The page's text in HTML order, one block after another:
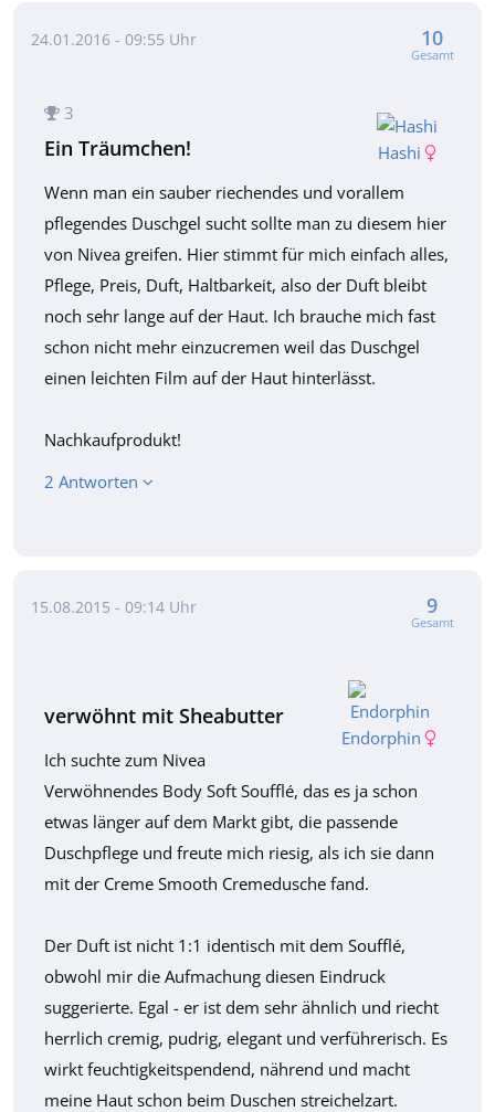
24.01.2016 - 09:55 Uhr 10
Gesamt
Hashi
3
Ein Träumchen!
Wenn man ein sauber riechendes und vorallem
pflegendes Duschgel sucht sollte man zu diesem hier
von Nivea greifen. Hier stimmt für mich einfach alles,
Pflege, Preis, Duft, Haltbarkeit, also der Duft bleibt
noch sehr lange auf der Haut. Ich brauche mich fast
schon nicht mehr einzucremen weil das Duschgel
einen leichten Film auf der Haut hinterlässt.
Nachkaufprodukt!
2 Antworten
15.08.2015 - 09:14 Uhr 9
Gesamt
Endorphin
verwöhnt mit Sheabutter
Ich suchte zum Nivea
Verwöhnendes Body Soft Soufflé, das es ja schon
etwas länger auf dem Markt gibt, die passende
Duschpflege und freute mich riesig, als ich sie dann
mit der Creme Smooth Cremedusche fand.
Der Duft ist nicht 1:1 identisch mit dem Soufflé,
obwohl mir die Aufmachung diesen Eindruck
suggerierte. Egal - er ist dem sehr ähnlich und riecht
herrlich cremig, pudrig, elegant und verführerisch. Es
wirkt feuchtigkeitspendend, nährend und macht
meine Haut schon beim Duschen streichelzart.